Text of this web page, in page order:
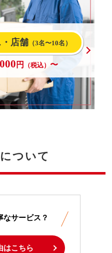
店舗 （3名〜10名）
円 （税込） 〜
ついて
なサービス？
はこちら